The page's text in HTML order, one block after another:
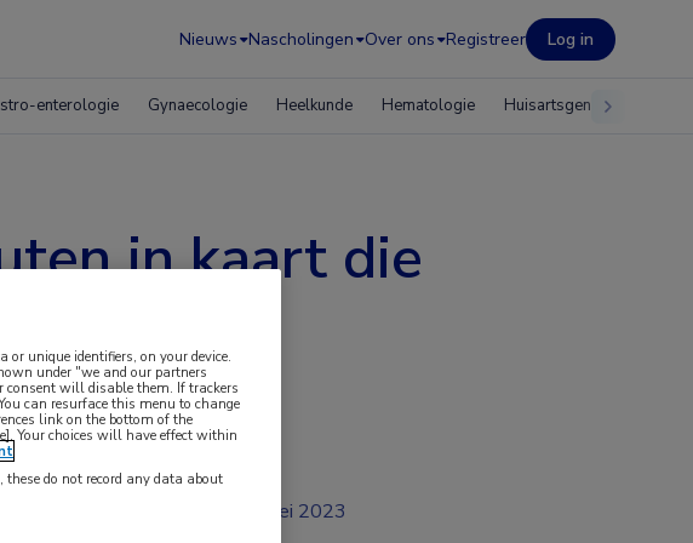
Nieuws Nascholingen Over ons Registreer Log in
enterologie Gynaecologie Heelkunde Hematologie Huisartsgeneeskunde
in kaart die
die
mei 2023
unique identifiers, on your device.
under "we and our partners
consent will disable them. If trackers
can resurface this menu to change
link on the bottom of the
Your choices will have effect within
do not record any data about